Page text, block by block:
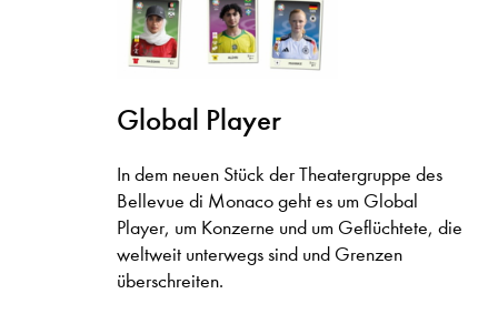
Global Player
In dem neuen Stück der Theatergruppe des
Bellevue di Monaco geht es um Global
Player, um Konzerne und um Geflüchtete, die
weltweit unterwegs sind und Grenzen
überschreiten.